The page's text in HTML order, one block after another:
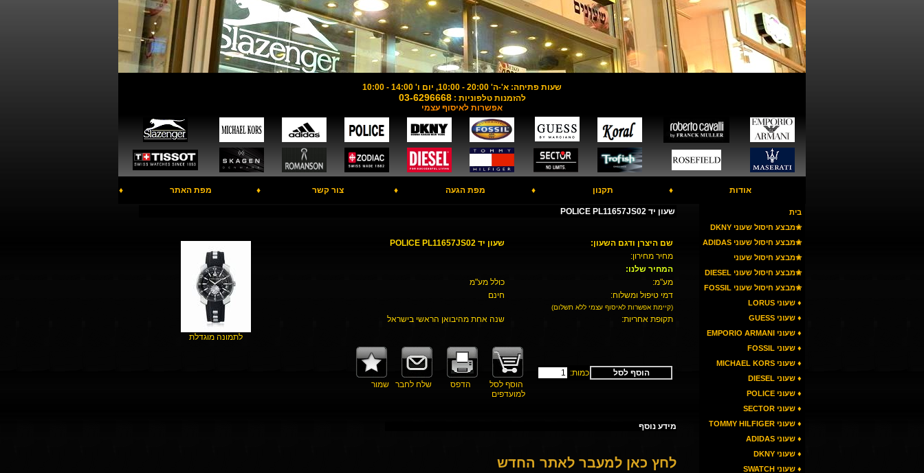
שעות פתיחה: א'-ה' 20:00 - 10:00, יום ו' 14:00 - 10:00
להזמנות טלפוניות :03-6296668
אפשרות לאיסוף עצמי
אודות ♦ תקנון ♦ מפת הגעה ♦ צור קשר ♦ מפת האתר ♦
בית
✬מבצע חיסול שעוני DKNY
✬מבצע חיסול שעוני ADIDAS
✬מבצע חיסול שעוני
ARMANI
✬מבצע חיסול שעוני DIESEL
✬מבצע חיסול שעוני FOSSIL
♦ שעוני LORUS
♦ שעוני GUESS
♦ שעוני EMPORIO ARMANI
♦ שעוני FOSSIL
♦ שעוני MICHAEL KORS
♦ שעוני DIESEL
♦ שעוני POLICE
♦ שעוני SECTOR
♦ שעוני TOMMY HILFIGER
♦ שעוני ADIDAS
♦ שעוני DKNY
♦ שעוני SWATCH
שעון יד POLICE PL11657JS02
שם היצרן ודגם השעון:
שעון יד POLICE PL11657JS02
מחיר מחירון:
המחיר שלנו:
מע"מ:
כולל מע"מ
דמי טיפול ומשלוח:
חינם
(קיימת אפשרות לאיסוף עצמי ללא תשלום)
תקופת אחריות: שנה אחת מהיבואן הראשי בישראל
הוסף לסל
כמות:
הוסף לסל
הדפס שלח לחבר שמור
למועדפים
לתמונה מוגדלת
מידע נוסף
לחץ כאן למעבר לאתר החדש